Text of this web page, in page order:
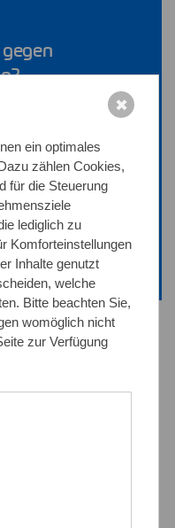
im
Werkstoff
Korrosion, was
für druck-
In
es zur Loch-
Für solche
bevorzugt
ein optimales
zählen Cookies,
für die Steuerung
lediglich zu
Komforteinstellungen
Inhalte genutzt
welche
Bitte beachten Sie,
womöglich nicht
zur Verfügung
✖